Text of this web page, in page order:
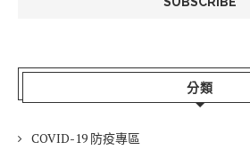
分類
COVID-19 防疫專區